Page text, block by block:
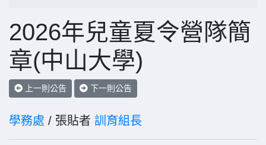
2026年兒童夏令營隊簡
章(中山大學)
上一則公告 下一則公告
學務處 / 張貼者 訓育組長